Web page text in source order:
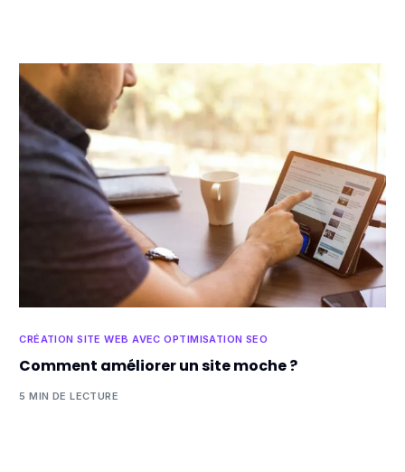
CRÉATION SITE WEB AVEC OPTIMISATION SEO
Comment améliorer un site moche ?
5 MIN DE LECTURE